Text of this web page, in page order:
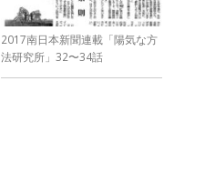
2017南日本新聞連載「陽気な方
法研究所」32〜34話